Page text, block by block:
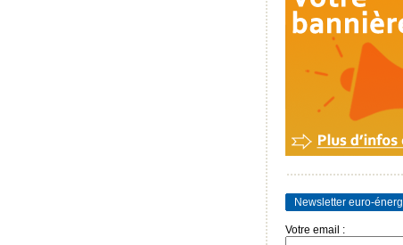
Newsletter euro-
Votre email :